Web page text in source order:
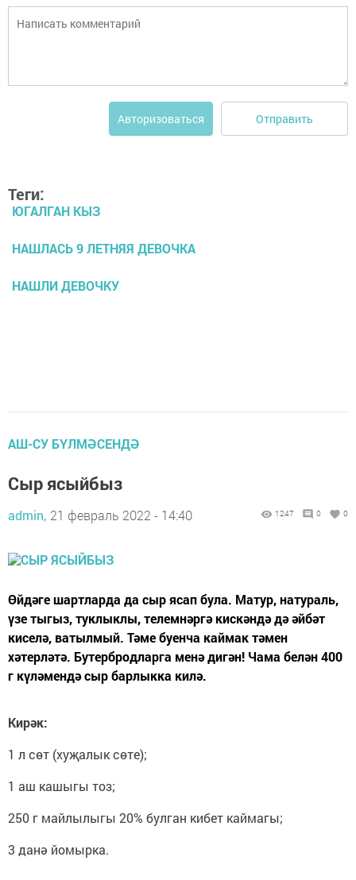
Авторизоваться Отправить
Теги:
ЮГАЛГАН КЫЗ
НАШЛАСЬ 9 ЛЕТНЯЯ ДЕВОЧКА
НАШЛИ ДЕВОЧКУ
АШ-СУ БҮЛМӘСЕНДӘ
Сыр ясыйбыз
admin, 21 февраль 2022 - 14:40 1247 0 0
Өйдәге шартларда да сыр ясап була. Матур, натураль,
үзе тыгыз, туклыклы, телемнәргә кискәндә дә әйбәт
киселә, ватылмый. Тәме буенча каймак тәмен
хәтерләтә. Бутербродларга менә дигән! Чама белән 400
г күләмендә сыр барлыкка килә.
Кирәк:
1 л сөт (хуҗалык сөте);
1 аш кашыгы тоз;
250 г майлылыгы 20% булган кибет каймагы;
3 данә йомырка.